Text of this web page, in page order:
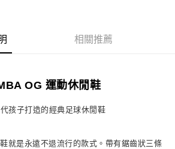
相關推薦
OG 運動休閒鞋
孩子打造的經典足球休閒鞋
就是永遠不退流行的款式。帶有鋸齒狀三條